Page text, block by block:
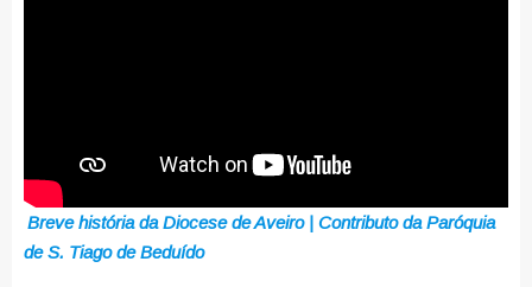
Breve história da Diocese de Aveiro | Contributo da Paróquia
de S. Tiago de Beduído